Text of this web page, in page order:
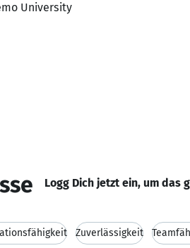
University
Logg Dich jetzt ein, um das
Zuverlässigkeit